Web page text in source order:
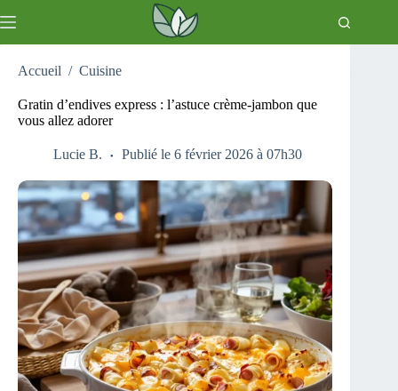
au
Accueil / Cuisine
Gratin d’endives express : l’astuce crème-jambon que
vous allez adorer
Lucie B. Publié le 6 février 2026 à 07h30